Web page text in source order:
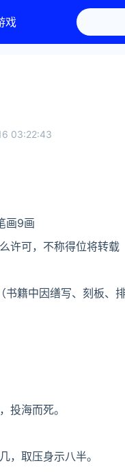
戏
03:22:43
画9画
许可，不称得位将转载
籍中因缮写、刻板、
投海而死。
，取压身示八半。